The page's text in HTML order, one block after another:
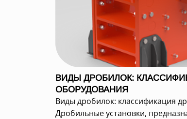
ВИДЫ ДРОБИЛОК:
ОБОРУДОВАНИЯ
Виды дробилок: классификация
Дробильные установки,